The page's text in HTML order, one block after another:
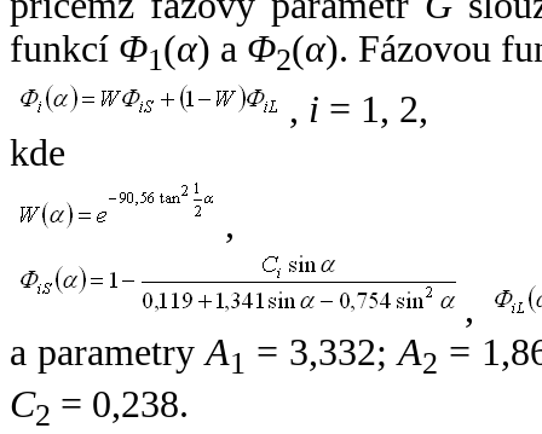
funkcí Φ1(α) a Φ2(α). Fázovou
, i = 1, 2,
kde
,
,
a parametryA1 = 3,332;A2 =
C2 = 0,238.